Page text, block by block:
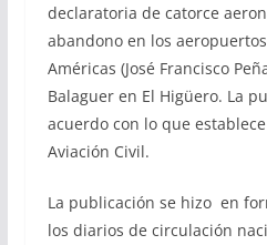
declaratoria de catorce
abandono en los
Américas (José Francisco
Balaguer en El Higüero. La
acuerdo con lo que
Aviación Civil.
La publicación se hizo en
los diarios de circulación